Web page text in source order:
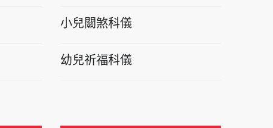
小兒關煞科儀
幼兒祈福科儀